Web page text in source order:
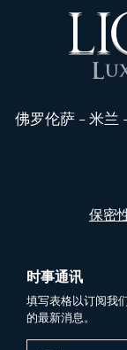
佛罗伦萨-米兰
保密
时事通讯
填写表格以订阅我
的最新消息。